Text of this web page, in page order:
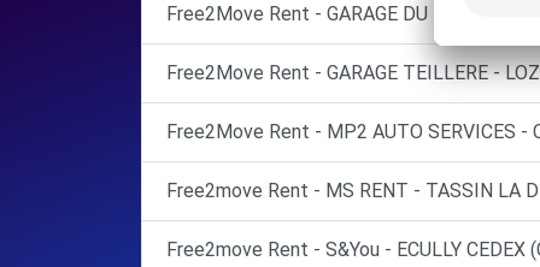
Free2Move Rent - GARAGE DU MERIDIEN -
Free2Move Rent - GARAGE TEILLERE -
Free2Move Rent - MP2 AUTO SERVICES -
Free2move Rent - MS RENT - TASSIN LA
Free2move Rent - S&You - ECULLY CEDEX